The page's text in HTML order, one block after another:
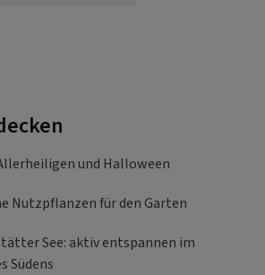
und Halloween
Nutzpflanzen für den Garten
See: aktiv entspannen im
Südens